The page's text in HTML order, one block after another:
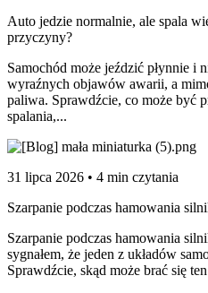
Auto jedzie normalnie, ale spala
przyczyny?
Samochód może jeździć płynnie i
wyraźnych objawów awarii, a
paliwa. Sprawdźcie, co może być
spalania,...
31 lipca 2026 • 4 min czytania
Szarpanie podczas hamowania
Szarpanie podczas hamowania
sygnałem, że jeden z układów
Sprawdźcie, skąd może brać się